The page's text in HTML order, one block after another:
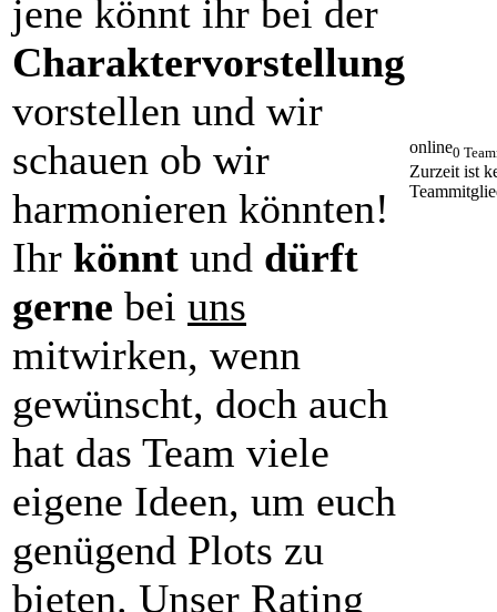
jene könnt ihr bei der
Charaktervorstellung
vorstellen und wir
schauen ob wir
harmonieren könnten!
Ihr könnt und dürft
gerne bei uns
mitwirken, wenn
gewünscht, doch auch
hat das Team viele
eigene Ideen, um euch
genügend Plots zu
bieten. Unser Rating
online0
Zurzeit ist